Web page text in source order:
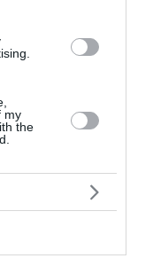
my
the
οι
ενίσχυσης